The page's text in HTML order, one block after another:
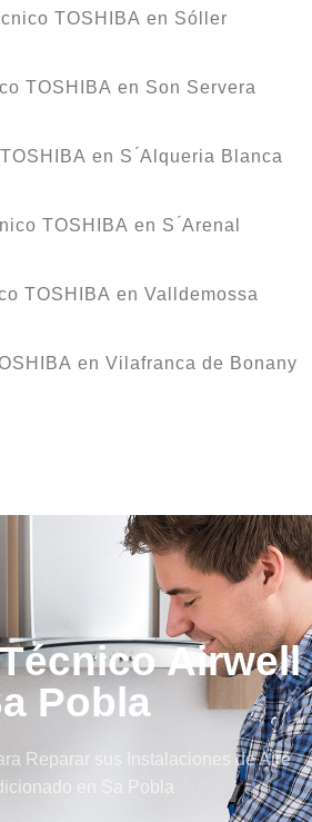
TOSHIBA en Sóller
TOSHIBA en Son Servera
en S ́Alqueria Blanca
TOSHIBA en S ́Arenal
TOSHIBA en Valldemossa
en Vilafranca de Bonany
Airwell
Pobla
Reparar sus Instalaciones de Aire
en Sa Pobla